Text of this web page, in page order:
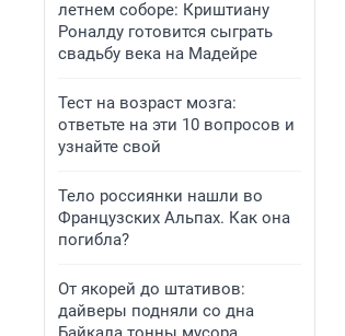
летнем соборе: Криштиану
Роналду готовится сыграть
свадьбу века на Мадейре
Тест на возраст мозга:
ответьте на эти 10 вопросов и
узнайте свой
Тело россиянки нашли во
Французских Альпах. Как она
погибла?
От якорей до штативов:
дайверы подняли со дна